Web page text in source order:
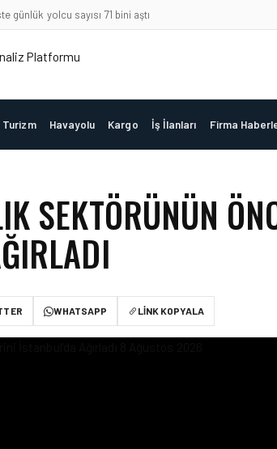
günlük yolcu sayısı 71 bini aştı
Turizm Havayolu Kargo İş İlanları Firma
SEKTÖRÜNÜN
WHATSAPP LINK KOPYALA